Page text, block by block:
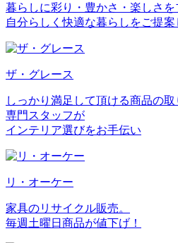
暮らしに彩り・豊かさ・楽しさを
自分らしく快適な暮らしをご提案
ザ・グレース
しっかり満足して頂ける商品の取
専門スタッフが
インテリア選びをお手伝い
リ・オーケー
家具のリサイクル販売。
毎週土曜日商品が値下げ！